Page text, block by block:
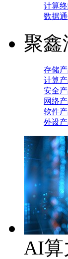
计算
数据
聚鑫
存储
计算
安全
网络
软件
外设
AI算